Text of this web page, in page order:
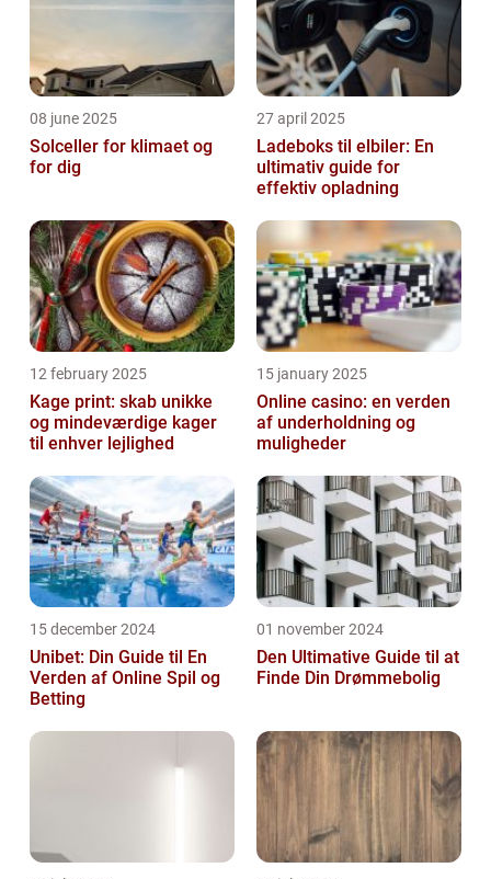
08 june 2025
Solceller for klimaet og
for dig
27 april 2025
Ladeboks til elbiler: En
ultimativ guide for
effektiv opladning
12 february 2025
Kage print: skab unikke
og mindeværdige kager
til enhver lejlighed
15 january 2025
Online casino: en verden
af underholdning og
muligheder
15 december 2024
Unibet: Din Guide til En
Verden af Online Spil og
Betting
01 november 2024
Den Ultimative Guide til at
Finde Din Drømmebolig